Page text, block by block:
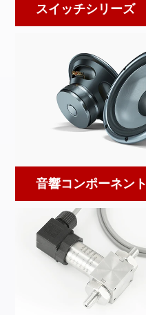
スイッチシリーズ
音響コンポーネント